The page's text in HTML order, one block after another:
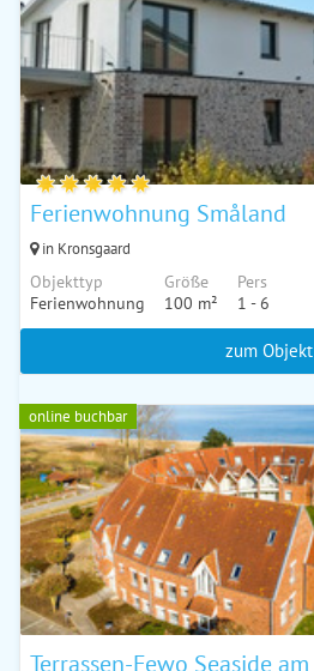
Ferienwohnung Småland
in Kronsgaard
Objekttyp
Ferienwohnung
Größe
100 m²
Pers
1 - 6
zum Objekt
online buchbar